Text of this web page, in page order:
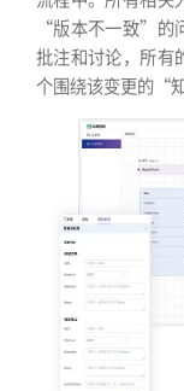
“版本不一致”的
批注和讨论，所有
个围绕该变更的“